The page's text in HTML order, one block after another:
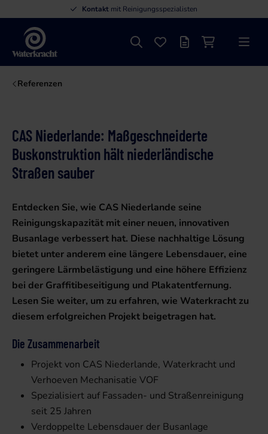
Kontakt mit Reinigungsspezialisten
Waterkracht
SucheFavoritenAngebotslisteMenü
Referenzen
CAS Niederlande: Maßgeschneiderte
Buskonstruktion hält niederländische
Straßen sauber
Entdecken Sie, wie CAS Niederlande seine
Reinigungskapazität mit einer neuen, innovativen
Busanlage verbessert hat. Diese nachhaltige Lösung
bietet unter anderem eine längere Lebensdauer, eine
geringere Lärmbelästigung und eine höhere Effizienz
bei der Graffitibeseitigung und Plakatentfernung.
Lesen Sie weiter, um zu erfahren, wie Waterkracht zu
diesem erfolgreichen Projekt beigetragen hat.
Die Zusammenarbeit
Projekt von CAS Niederlande, Waterkracht und
Verhoeven Mechanisatie VOF
Spezialisiert auf Fassaden- und Straßenreinigung
seit 25 Jahren
Verdoppelte Lebensdauer der Busanlage